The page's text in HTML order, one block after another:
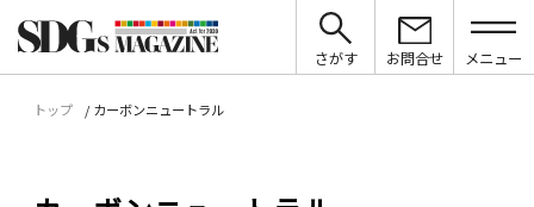
さがす お問合せ メニュー
トップ カーボンニュートラル